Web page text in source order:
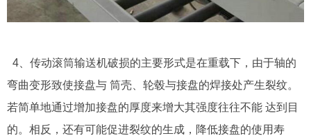
4、传动滚筒输送机破损的主要形式是在重载下，由于轴的
弯曲变形致使接盘与 筒壳、轮毂与接盘的焊接处产生裂纹。
若简单地通过增加接盘的厚度来增大其强度往往不能 达到目
的。相反，还有可能促进裂纹的生成，降低接盘的使用寿